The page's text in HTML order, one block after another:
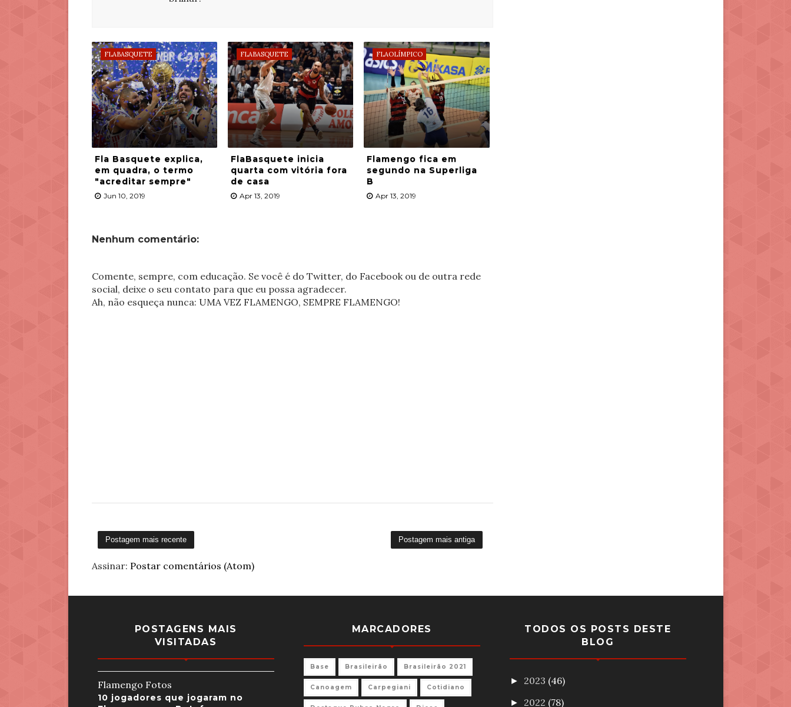
FLABASQUETE
Fla Basquete explica,
em quadra, o termo
"acreditar sempre"
Jun 10, 2019
FLABASQUETE
FlaBasquete inicia
quarta com vitória fora
de casa
Apr 13, 2019
FLAOLÍMPICO
Flamengo fica em
segundo na Superliga
B
Apr 13, 2019
Nenhum comentário:
Comente, sempre, com educação. Se você é do Twitter, do Facebook ou de outra rede
social, deixe o seu contato para que eu possa agradecer.
Ah, não esqueça nunca: UMA VEZ FLAMENGO, SEMPRE FLAMENGO!
Postagem mais recente Postagem mais antiga
Assinar: Postar comentários (Atom)
POSTAGENS MAIS
VISITADAS
Flamengo Fotos
10 jogadores que jogaram no
MARCADORES
Base Brasileirão Brasileirão 2021
Canoagem Carpegiani Cotidiano
TODOS OS POSTS DESTE
BLOG
► 2023 (46)
► 2022 (78)